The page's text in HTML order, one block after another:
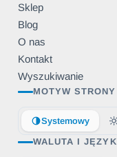
Sklep
Blog
O nas
Kontakt
Wyszukiwanie
MOTYW STRONY
Systemowy
WALUTA I JĘZYK